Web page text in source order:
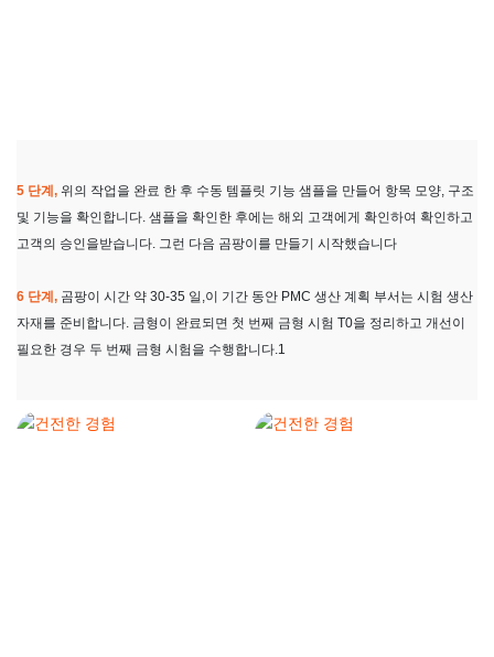
5 단계, 위의 작업을 완료 한 후 수동 템플릿 기능 샘플을 만들어 항목 모양, 구조
및 기능을 확인합니다. 샘플을 확인한 후에는 해외 고객에게 확인하여 확인하고
고객의 승인을받습니다. 그런 다음 곰팡이를 만들기 시작했습니다
6 단계, 곰팡이 시간 약 30-35 일,이 기간 동안 PMC 생산 계획 부서는 시험 생산
자재를 준비합니다. 금형이 완료되면 첫 번째 금형 시험 T0을 정리하고 개선이
필요한 경우 두 번째 금형 시험을 수행합니다.1